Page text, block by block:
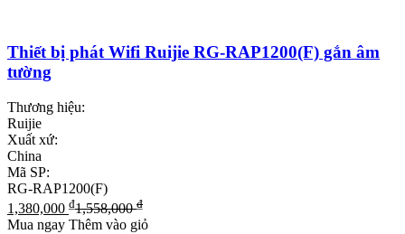
Thiết bị phát Wifi Ruijie RG-RAP1200(F) gắn âm
tường
Thương hiệu:
Ruijie
Xuất xứ:
China
Mã SP:
RG-RAP1200(F)
1,380,000 ₫1,558,000₫
Mua ngay Thêm vào giỏ